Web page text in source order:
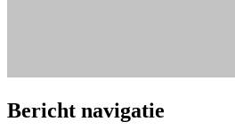
Bericht navigatie